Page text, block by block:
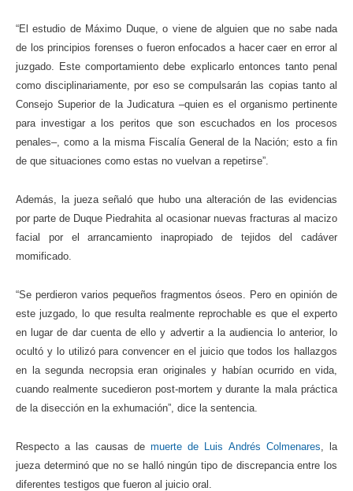
“El estudio de Máximo Duque, o viene de alguien que no sabe nada
de los principios forenses o fueron enfocados a hacer caer en error al
juzgado. Este comportamiento debe explicarlo entonces tanto penal
como disciplinariamente, por eso se compulsarán las copias tanto al
Consejo Superior de la Judicatura –quien es el organismo pertinente
para investigar a los peritos que son escuchados en los procesos
penales–, como a la misma Fiscalía General de la Nación; esto a fin
de que situaciones como estas no vuelvan a repetirse”.
Además, la jueza señaló que hubo una alteración de las evidencias
por parte de Duque Piedrahita al ocasionar nuevas fracturas al macizo
facial por el arrancamiento inapropiado de tejidos del cadáver
momificado.
“Se perdieron varios pequeños fragmentos óseos. Pero en opinión de
este juzgado, lo que resulta realmente reprochable es que el experto
en lugar de dar cuenta de ello y advertir a la audiencia lo anterior, lo
ocultó y lo utilizó para convencer en el juicio que todos los hallazgos
en la segunda necropsia eran originales y habían ocurrido en vida,
cuando realmente sucedieron post-mortem y durante la mala práctica
de la disección en la exhumación”, dice la sentencia.
Respecto a las causas de muerte de Luis Andrés Colmenares, la
jueza determinó que no se halló ningún tipo de discrepancia entre los
diferentes testigos que fueron al juicio oral.